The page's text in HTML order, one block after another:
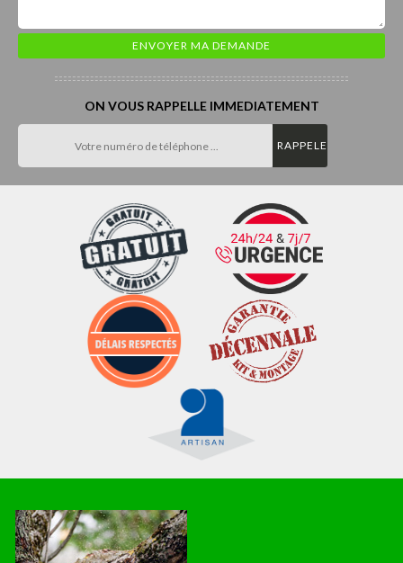
ON VOUS RAPPELLE IMMEDIATEMENT